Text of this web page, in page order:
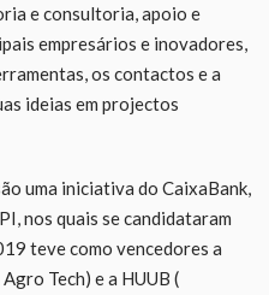
e consultoria, apoio e
empresários e inovadores,
os contactos e a
ideias em projectos
uma iniciativa do CaixaBank,
nos quais se candidataram
teve como vencedores a
Tech) e a HUUB (